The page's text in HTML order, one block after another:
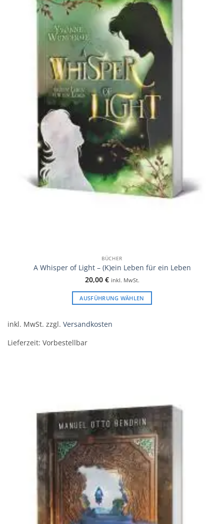
BÜCHER
A Whisper of Light – (K)ein Leben für ein Leben
20,00 € inkl. MwSt.
AUSFÜHRUNG WÄHLEN
der
Produktseite
gewählt
werden
inkl. MwSt. zzgl. Versandkosten
Lieferzeit: Vorbestellbar